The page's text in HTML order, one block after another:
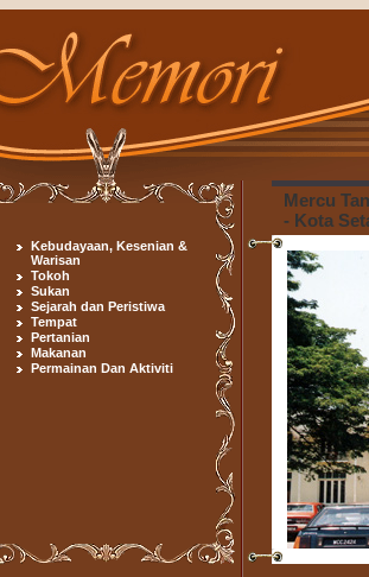
Kebudayaan, Kesenian &
Warisan
Tokoh
Sukan
Sejarah dan Peristiwa
Tempat
Pertanian
Makanan
Permainan Dan Aktiviti
Mercu
- Kota